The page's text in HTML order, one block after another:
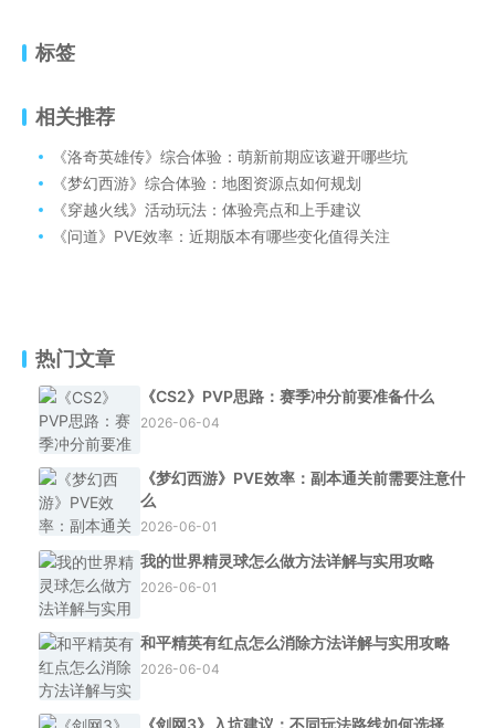
标签
相关推荐
《洛奇英雄传》综合体验：萌新前期应该避开哪些坑
《梦幻西游》综合体验：地图资源点如何规划
《穿越火线》活动玩法：体验亮点和上手建议
《问道》PVE效率：近期版本有哪些变化值得关注
热门文章
《CS2》PVP思路：赛季冲分前要准备什么
2026-06-04
《梦幻西游》PVE效率：副本通关前需要注意什
么
2026-06-01
我的世界精灵球怎么做方法详解与实用攻略
2026-06-01
和平精英有红点怎么消除方法详解与实用攻略
2026-06-04
《剑网3》入坑建议：不同玩法路线如何选择